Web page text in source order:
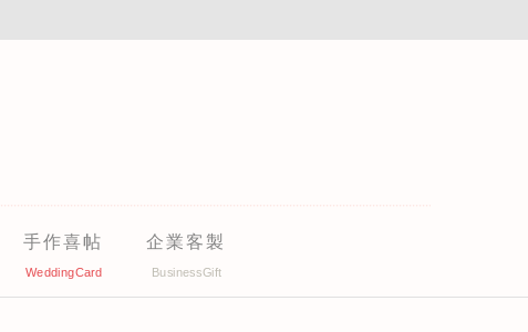
手作喜帖 企業客製